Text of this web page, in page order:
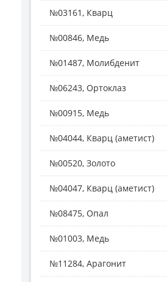
№03161, Кварц
№00846, Медь
№01487, Молибденит
№06243, Ортоклаз
№00915, Медь
№04044, Кварц (аметист)
№00520, Золото
№04047, Кварц (аметист)
№08475, Опал
№01003, Медь
№11284, Арагонит